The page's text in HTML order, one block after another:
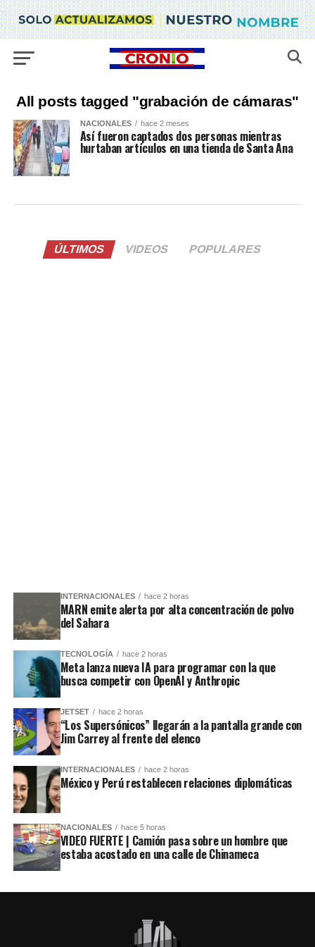
All posts tagged "grabación de cámaras"
NACIONALES hace 2 meses
Así fueron captados dos personas mientras
hurtaban artículos en una tienda de Santa Ana
ÚLTIMOS VIDEOS POPULARES
INTERNACIONALES hace 2 horas
MARN emite alerta por alta concentración de polvo
del Sahara
TECNOLOGÍA hace 2 horas
Meta lanza nueva IA para programar con la que
busca competir con OpenAI y Anthropic
JETSET hace 2 horas
“Los Supersónicos” llegarán a la pantalla grande con
Jim Carrey al frente del elenco
INTERNACIONALES hace 2 horas
México y Perú restablecen relaciones diplomáticas
NACIONALES hace 5 horas
VIDEO FUERTE | Camión pasa sobre un hombre que
estaba acostado en una calle de Chinameca